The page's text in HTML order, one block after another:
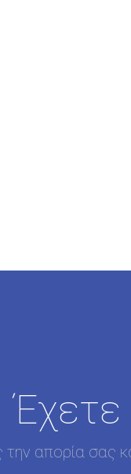
Έχετε
την απορία σας